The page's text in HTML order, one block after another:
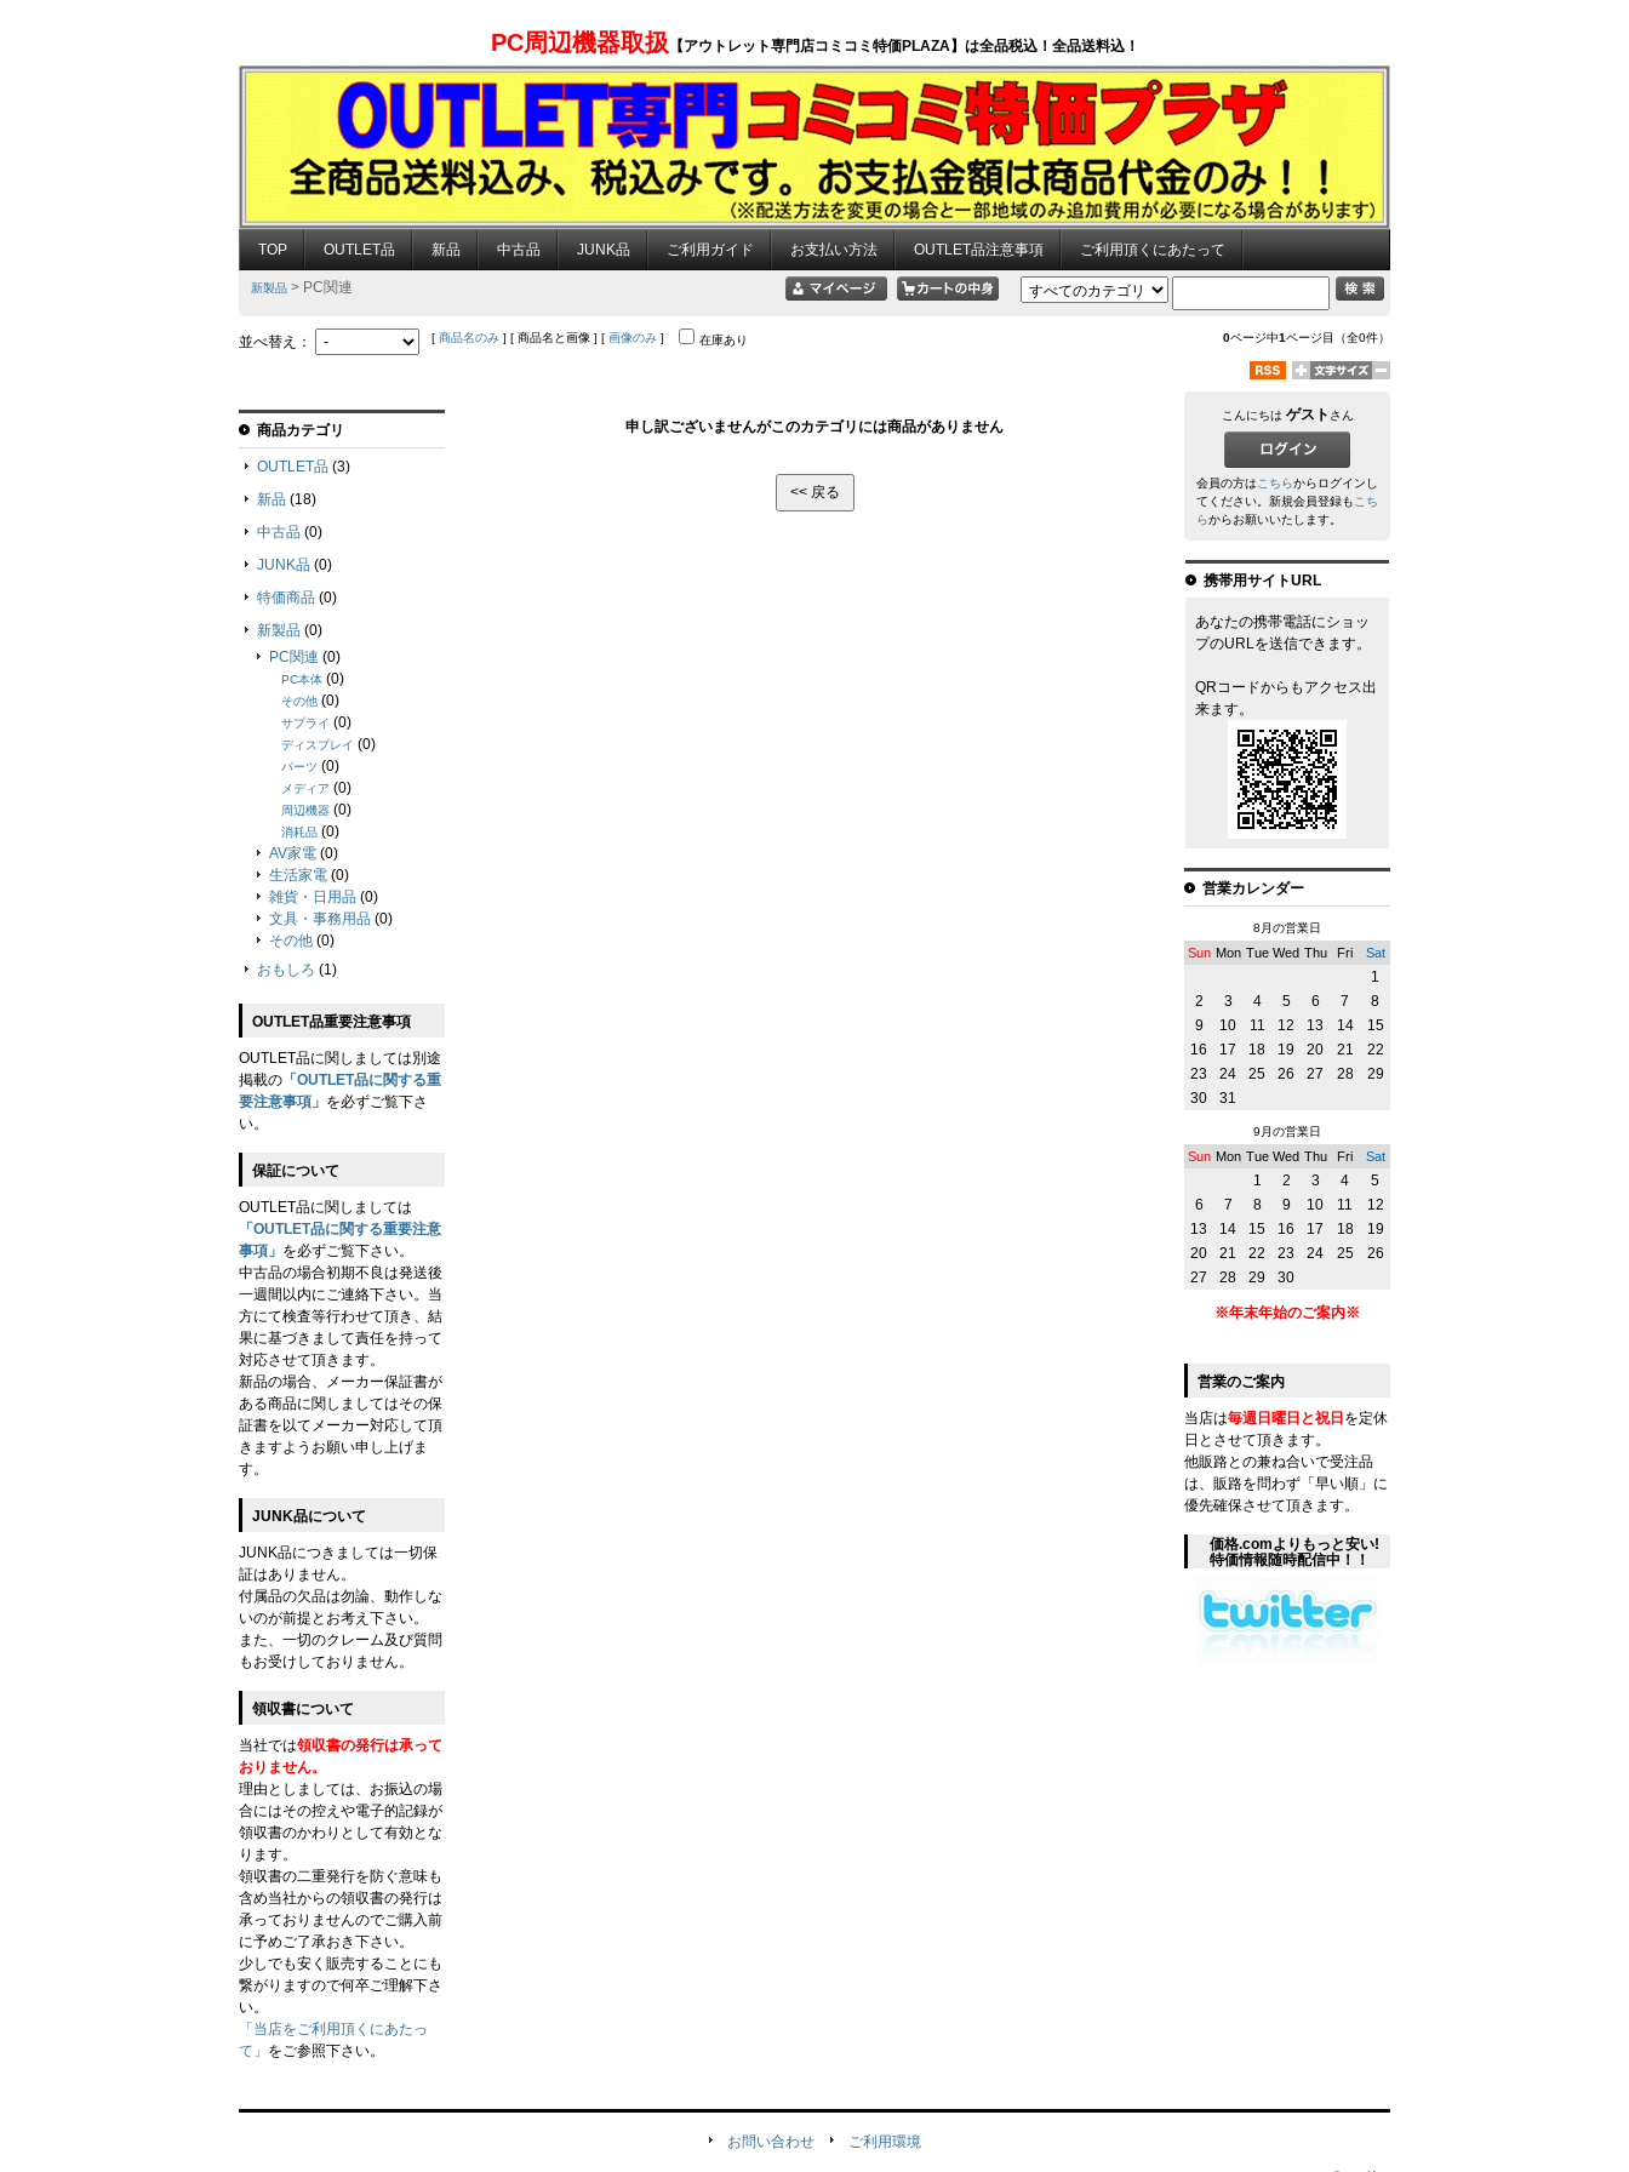
PC周辺機器取扱 【アウトレット専門店コミコミ特価PLAZA】は全品税込！全品送料込！
TOP OUTLET品 新品 中古品 JUNK品 ご利用ガイド お支払い方法 OUTLET品注意事項 ご利用頂くにあたって
新製品 > PC関連
並べ替え： [ 商品名のみ ] [ 商品名と画像 ] [ 画像のみ ] 在庫あり 0ページ中1ページ目（全0件）
申し訳ございませんがこのカテゴリには商品がありません
商品カテゴリ
OUTLET品 (3)
新品 (18)
中古品 (0)
JUNK品 (0)
特価商品 (0)
新製品 (0)
PC関連 (0)
PC本体 (0)
その他 (0)
サプライ (0)
ディスプレイ (0)
パーツ (0)
メディア (0)
周辺機器 (0)
消耗品 (0)
AV家電 (0)
生活家電 (0)
雑貨・日用品 (0)
文具・事務用品 (0)
その他 (0)
おもしろ (1)
OUTLET品重要注意事項
OUTLET品に関しましては別途
掲載の 「OUTLET品に関する重
要注意事項」 を必ずご覧下さ
い。
保証について
OUTLET品に関しましては
「OUTLET品に関する重要注意
事項」 を必ずご覧下さい。
中古品の場合初期不良は発送後
一週間以内にご連絡下さい。当
方にて検査等行わせて頂き、結
果に基づきまして責任を持って
対応させて頂きます。
新品の場合、メーカー保証書が
ある商品に関しましてはその保
証書を以てメーカー対応して頂
きますようお願い申し上げま
す。
JUNK品について
JUNK品につきましては一切保
証はありません。
付属品の欠品は勿論、動作しな
いのが前提とお考え下さい。
また、一切のクレーム及び質問
もお受けしておりません。
領収書について
当社では領収書の発行は承って
おりません。
理由としましては、お振込の場
合にはその控えや電子的記録が
領収書のかわりとして有効とな
ります。
領収書の二重発行を防ぐ意味も
含め当社からの領収書の発行は
承っておりませんのでご購入前
に予めご了承おき下さい。
少しでも安く販売することにも
繋がりますので何卒ご理解下さ
い。
「当店をご利用頂くにあたっ
て」 をご参照下さい。
こんにちは ゲスト さん
会員の方はこちらからログインし
てください。新規会員登録もこち
らからお願いいたします。
携帯用サイトURL
あなたの携帯電話にショッ
プのURLを送信できます。
QRコードからもアクセス出
来ます。
営業カレンダー
8月の営業日
Sun Mon Tue Wed Thu Fri Sat
1
2
3 4 5 6 7
8
9
10 11 12 13 14
15
16
17 18 19 20 21
22
23
24 25 26 27 28
29
30
31
9月の営業日
Sun Mon Tue Wed Thu Fri Sat
1 2 3 4
5
6
7 8 9 10 11
12
13
14 15 16 17 18
19
20
21 22 23 24 25
26
27
28 29 30
※年末年始のご案内※
営業のご案内
当店は毎週日曜日と祝日 を定休
日とさせて頂きます。
他販路との兼ね合いで受注品
は、販路を問わず「早い順」に
優先確保させて頂きます。
価格.comよりもっと安い!
特価情報随時配信中！！
お問い合わせ ご利用環境